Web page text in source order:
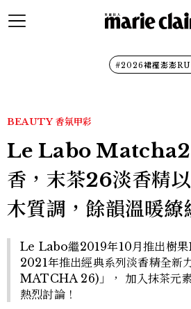
#2026裙襬澎澎
BEAUTY 香氛甲彩
Le Labo
香，末茶26淡香精
木質調，餘韻溫暖繚
Le Labo繼2019年10月推出樹果
2021年推出經典系列淡香精全新
MATCHA 26)」， 加入抹茶元
熱烈討論！